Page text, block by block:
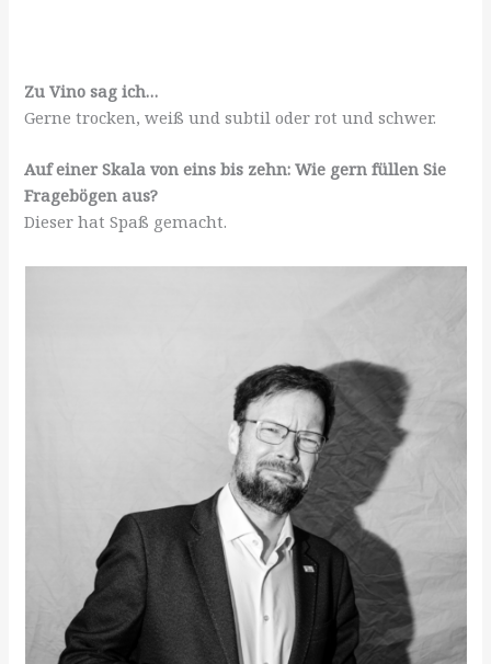
Zu Vino sag ich…
Gerne trocken, weiß und subtil oder rot und schwer.
Auf einer Skala von eins bis zehn: Wie gern füllen Sie
Fragebögen aus?
Dieser hat Spaß gemacht.